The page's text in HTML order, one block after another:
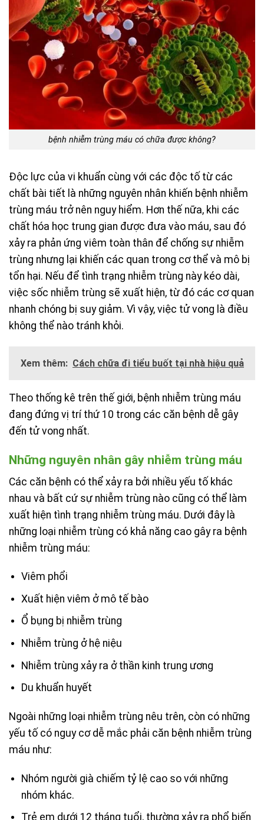
bệnh nhiễm trùng máu có chữa được không?
Độc lực của vi khuẩn cùng với các độc tố từ các
chất bài tiết là những nguyên nhân khiến bệnh nhiễm
trùng máu trở nên nguy hiểm. Hơn thế nữa, khi các
chất hóa học trung gian được đưa vào máu, sau đó
xảy ra phản ứng viêm toàn thân để chống sự nhiễm
trùng nhưng lại khiến các quan trong cơ thể và mô bị
tổn hại. Nếu để tình trạng nhiễm trùng này kéo dài,
việc sốc nhiễm trùng sẽ xuất hiện, từ đó các cơ quan
nhanh chóng bị suy giảm. Vì vậy, việc tử vong là điều
không thể nào tránh khỏi.
Xem thêm: Cách chữa đi tiểu buốt tại nhà hiệu quả
Theo thống kê trên thế giới, bệnh nhiễm trùng máu
đang đứng vị trí thứ 10 trong các căn bệnh dễ gây
đến tử vong nhất.
Những nguyên nhân gây nhiễm trùng máu
Các căn bệnh có thể xảy ra bởi nhiều yếu tố khác
nhau và bất cứ sự nhiễm trùng nào cũng có thể làm
xuất hiện tình trạng nhiễm trùng máu. Dưới đây là
những loại nhiễm trùng có khả năng cao gây ra bệnh
nhiễm trùng máu:
Viêm phổi
Xuất hiện viêm ở mô tế bào
Ổ bụng bị nhiễm trùng
Nhiễm trùng ở hệ niệu
Nhiễm trùng xảy ra ở thần kinh trung ương
Du khuẩn huyết
Ngoài những loại nhiễm trùng nêu trên, còn có những
yếu tố có nguy cơ dễ mắc phải căn bệnh nhiễm trùng
máu như:
Nhóm người già chiếm tỷ lệ cao so với những
nhóm khác.
Trẻ em dưới 12 tháng tuổi, thường xảy ra phổ biến